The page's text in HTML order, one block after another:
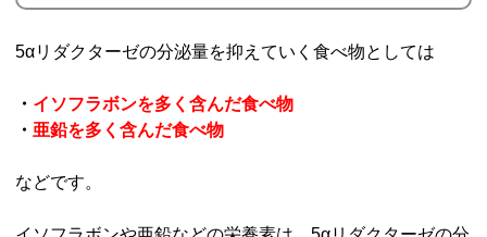
5αリダクターゼの分泌量を抑えていく食べ物としては
・ イソフラボンを多く含んだ食べ物
・ 亜鉛を多く含んだ食べ物
などです。